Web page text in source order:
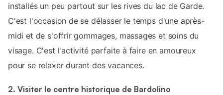
installés un peu partout sur les rives du lac de Garde.
C'est l'occasion de se délasser le temps d'une après-
midi et de s'offrir gommages, massages et soins du
visage. C'est l'activité parfaite à faire en amoureux
pour se relaxer durant des vacances.
2. Visiter le centre historique de Bardolino